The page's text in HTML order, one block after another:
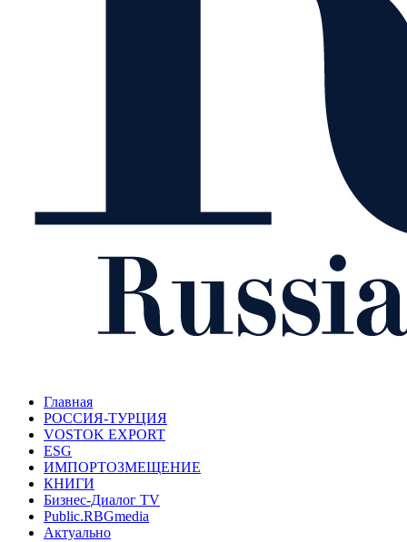
Главная
РОССИЯ-ТУРЦИЯ
VOSTOK EXPORT
ESG
ИМПОРТОЗМЕЩЕНИЕ
КНИГИ
Бизнес-Диалог TV
Public.RBGmedia
Актуально